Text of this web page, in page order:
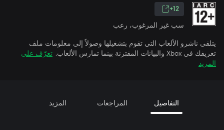
12+
سب غير المرغوب، رعب
يتلقى ناشرو الألعاب التي تقوم بتشغيلها وصولاً إلى معلومات ملف
تعريفك في Xbox والبيانات المقترنة بينما تمارس الألعاب.
تعرّف على
المزيد
التفاصيل المراجعات المزيد